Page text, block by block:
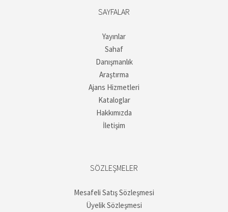
SAYFALAR
Yayınlar
Sahaf
Danışmanlık
Araştırma
Ajans Hizmetleri
Kataloglar
Hakkımızda
İletişim
SÖZLEŞMELER
Mesafeli Satış Sözleşmesi
Üyelik Sözleşmesi